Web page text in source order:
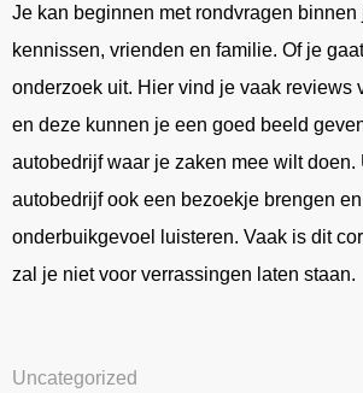
Je kan beginnen met rondvragen binnen
kennissen, vrienden en familie. Of je
onderzoek uit. Hier vind je vaak reviews
en deze kunnen je een goed beeld
autobedrijf waar je zaken mee wilt doen.
autobedrijf ook een bezoekje brengen
onderbuikgevoel luisteren. Vaak is dit
zal je niet voor verrassingen laten staan.
Uncategorized